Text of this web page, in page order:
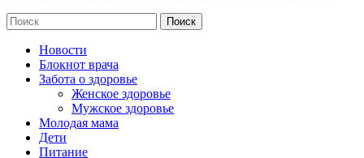
Новости
Блокнот врача
Забота о здоровье
Женское здоровье
Мужское здоровье
Молодая мама
Дети
Питание